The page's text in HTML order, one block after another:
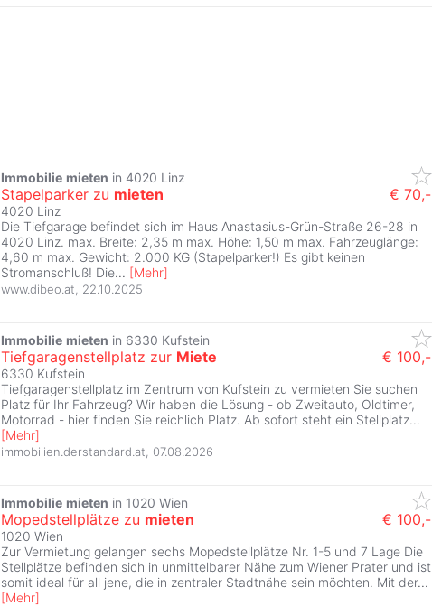
Immobilie mieten in 4020 Linz
Stapelparker zu mieten € 70,-
4020 Linz
Die Tiefgarage befindet sich im Haus Anastasius-Grün-Straße 26-28 in
4020 Linz. max. Breite: 2,35 m max. Höhe: 1,50 m max. Fahrzeuglänge:
4,60 m max. Gewicht: 2.000 KG (Stapelparker!) Es gibt keinen
Stromanschluß! Die... [Mehr]
www.dibeo.at 22.10.2025
Immobilie mieten in 6330 Kufstein
Tiefgaragenstellplatz zur Miete € 100,-
6330 Kufstein
Tiefgaragenstellplatz im Zentrum von Kufstein zu vermieten Sie suchen
Platz für Ihr Fahrzeug? Wir haben die Lösung - ob Zweitauto, Oldtimer,
Motorrad - hier finden Sie reichlich Platz. Ab sofort steht ein Stellplatz...
[Mehr]
immobilien.derstandard.at 07.08.2026
Immobilie mieten in 1020 Wien
Mopedstellplätze zu mieten € 100,-
1020 Wien
Zur Vermietung gelangen sechs Mopedstellplätze Nr. 1-5 und 7 Lage Die
Stellplätze befinden sich in unmittelbarer Nähe zum Wiener Prater und ist
somit ideal für all jene, die in zentraler Stadtnähe sein möchten. Mit der...
[Mehr]